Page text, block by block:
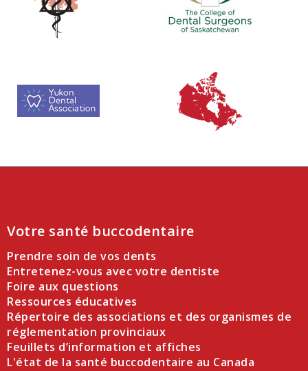
Votre santé buccodentaire
Prendre soin de vos dents
Entretenez-vous avec votre dentiste
Foire aux questions
Ressources éducatives
Répertoire des associations et des organismes de
réglementation provinciaux
Feuillets d’information et affiches
L'état de la santé buccodentaire au Canada